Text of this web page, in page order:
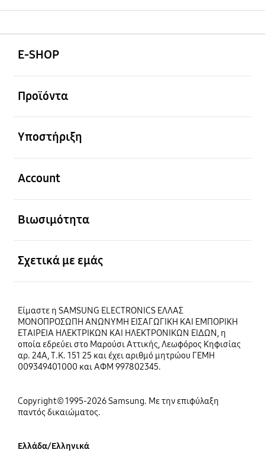
E-SHOP
Προϊόντα
Υποστήριξη
Account
Βιωσιμότητα
Σχετικά με εμάς
Είμαστε η SAMSUNG ELECTRONICS ΕΛΛΑΣ
ΜΟΝΟΠΡΟΣΩΠΗ ΑΝΩΝΥΜΗ ΕΙΣΑΓΩΓΙΚΗ ΚΑΙ ΕΜΠΟΡΙΚΗ
ΕΤΑΙΡΕΙΑ ΗΛΕΚΤΡΙΚΩΝ ΚΑΙ ΗΛΕΚΤΡΟΝΙΚΩΝ ΕΙΔΩΝ, η
οποία εδρεύει στο Μαρούσι Αττικής, Λεωφόρος Κηφισίας
αρ. 24Α, Τ.Κ. 151 25 και έχει αριθμό μητρώου ΓΕΜΗ
009349401000 και ΑΦΜ 997802345.
Copyright© 1995-2026 Samsung. Με την επιφύλαξη
παντός δικαιώματος.
Ελλάδα/Ελληνικά